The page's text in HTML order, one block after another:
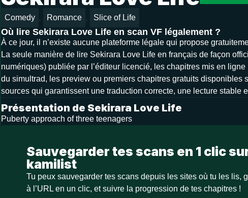
Comedy , Romance , Slice of Life
Où lire Sekirara Love Life en scan VF légalement ?
À ce jour, il n’existe aucune plateforme légale qui propose
La seule manière de lire Sekirara Love Life en français de façon
numériques) publiée par l’éditeur licencié, les chapitres mis en
du simultrad, les preview ou premiers chapitres gratuits
sources qui garantissent une traduction correcte, une lecture stable
Présentation de Sekirara Love Life
Puberty approach of three teenagers
Sauvegarder tes scans en 1 clic
kamilist
Tu peux sauvegarder tes scans depuis les sites où tu les lis,
à l’URL en un clic, et suivre la progression de tes chapitres !